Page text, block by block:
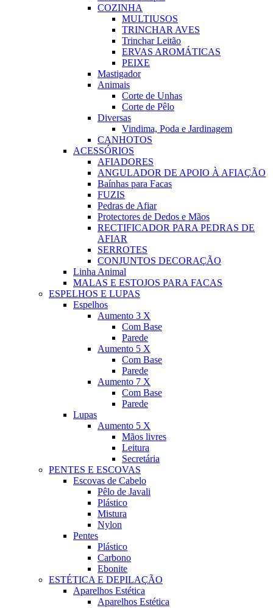
COZINHA
MULTIUSOS
TRINCHAR AVES
Trinchar Leitão
ERVAS AROMÁTICAS
PEIXE
Mastigador
Animais
Corte de Unhas
Corte de Pêlo
Diversas
Vindima, Poda e Jardinagem
CANHOTOS
ACESSÓRIOS
AFIADORES
ANGULADOR DE APOIO À AFIAÇÃO
Baínhas para Facas
FUZIS
Pedras de Afiar
Protectores de Dedos e Mãos
RECTIFICADOR PARA PEDRAS DE
AFIAR
SERROTES
CONJUNTOS DECORAÇÃO
Linha Animal
MALAS E ESTOJOS PARA FACAS
ESPELHOS E LUPAS
Espelhos
Aumento 3 X
Com Base
Parede
Aumento 5 X
Com Base
Parede
Aumento 7 X
Com Base
Parede
Lupas
Aumento 5 X
Mãos livres
Leitura
Secretária
PENTES E ESCOVAS
Escovas de Cabelo
Pêlo de Javali
Plástico
Mistura
Nylon
Pentes
Plástico
Carbono
Ebonite
ESTÉTICA E DEPILAÇÃO
Aparelhos Estética
Aparelhos Estética